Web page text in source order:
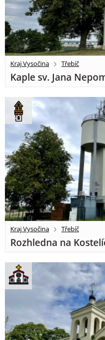
Kraj Vysočina Třebíč
Kaple sv. Jana
Kraj Vysočina Třebíč
Rozhledna na